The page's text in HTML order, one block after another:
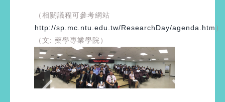
（相關議程可參考網站
http://sp.mc.ntu.edu.tw/ResearchDay/agenda.htm ）
（文: 藥學專業學院）